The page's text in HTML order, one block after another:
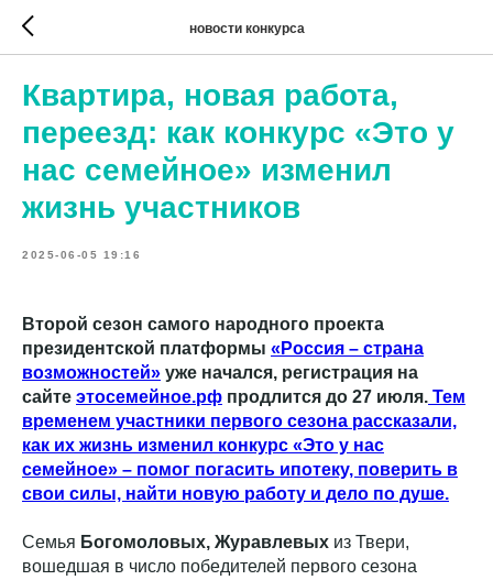
новости конкурса
Квартира, новая работа,
переезд: как конкурс «Это у
нас семейное» изменил
жизнь участников
2025-06-05 19:16
Второй сезон самого народного проекта
президентской платформы «Россия – страна
возможностей» уже начался, регистрация на
сайте этосемейное.рф продлится до 27 июля. Тем
временем участники первого сезона рассказали,
как их жизнь изменил конкурс «Это у нас
семейное» – помог погасить ипотеку, поверить в
свои силы, найти новую работу и дело по душе.
Семья Богомоловых, Журавлевых из Твери,
вошедшая в число победителей первого сезона